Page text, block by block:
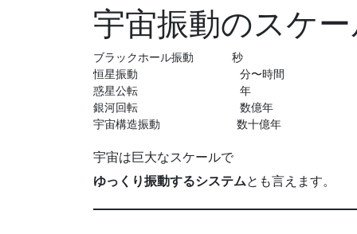
宇宙振動のスケ
ブラックホール振動      秒
恒星振動                分〜時間
惑星公転                年
銀河回転                数億年
宇宙は巨大なスケールで
ゆっくり振動するシステムとも言えます。